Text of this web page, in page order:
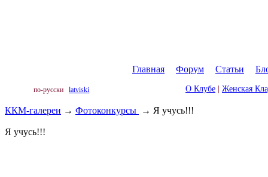
Главная Форум Статьи
по-русски latviski О Клубе Женская
ККМ-галереи → Фотоконкурсы → Я учусь!!!
Я учусь!!!